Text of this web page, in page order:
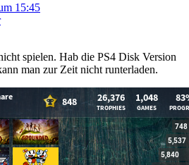
15:45
spielen. Hab die PS4 Disk Version
man zur Zeit nicht runterladen.